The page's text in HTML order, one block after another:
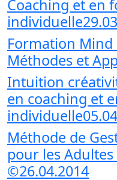
Coaching et en
Formation Mind
Méthodes et
Intuition
en coaching et
Méthode de
pour les
©26.04.2014